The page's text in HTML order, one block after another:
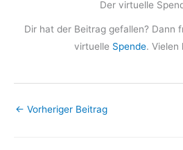
Der virtuelle
Dir hat der Beitrag gefallen? Dann
virtuelle Spende. Vielen
← Vorheriger Beitrag